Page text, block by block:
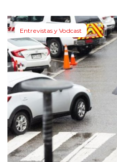
Entrevistas y Vodcast